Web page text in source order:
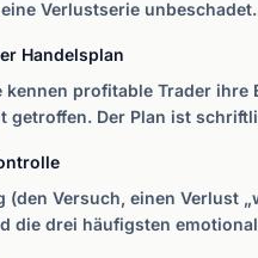
Verlustserie
Handelsplan
kennen profitable Trader
getroffen. Der Plan ist
(den Versuch, einen Verlust
die drei häufigsten